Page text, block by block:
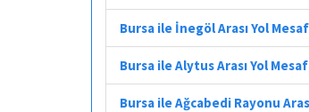
Bursa ile İnegöl Arası Yol
Bursa ile Alytus Arası Yol
Bursa ile Ağcabedi Rayonu